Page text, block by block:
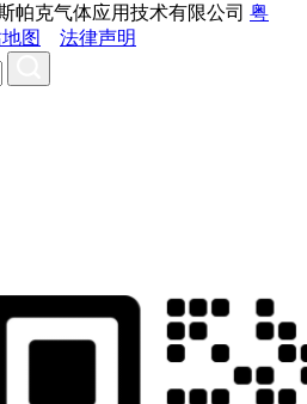
帕克气体应用技术有限公司 粤
图 法律声明